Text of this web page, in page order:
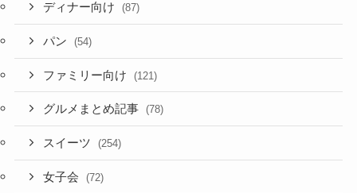
ディナー向け (87)
パン (54)
ファミリー向け (121)
グルメまとめ記事 (78)
スイーツ (254)
女子会 (72)